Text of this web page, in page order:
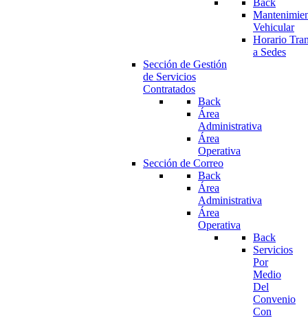
Back
Vehicular
Horario
a Sedes
Sección de Gestión
de Servicios
Contratados
Back
Área
Administrativa
Área
Operativa
Sección de Correo
Back
Área
Administrativa
Área
Operativa
Back
Servicios
Por
Medio
Del
Convenio
Con